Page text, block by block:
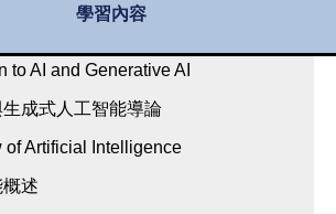
學習內容
to AI and Generative AI
成式人工智能導論
of Artificial Intelligence
述